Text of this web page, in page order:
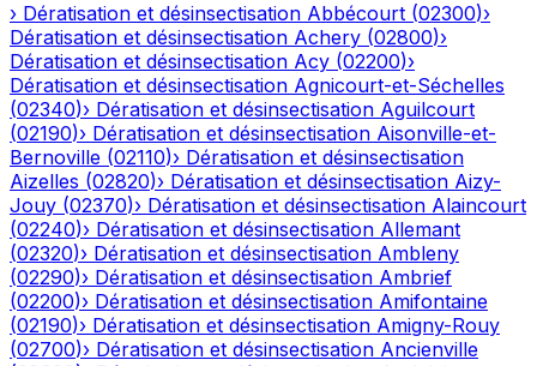
› Dératisation et désinsectisation Abbécourt (02300)›
Dératisation et désinsectisation Achery (02800)›
Dératisation et désinsectisation Acy (02200)›
Dératisation et désinsectisation Agnicourt-et-Séchelles
(02340)› Dératisation et désinsectisation Aguilcourt
(02190)› Dératisation et désinsectisation Aisonville-et-
Bernoville (02110)› Dératisation et désinsectisation
Aizelles (02820)› Dératisation et désinsectisation Aizy-
Jouy (02370)› Dératisation et désinsectisation Alaincourt
(02240)› Dératisation et désinsectisation Allemant
(02320)› Dératisation et désinsectisation Ambleny
(02290)› Dératisation et désinsectisation Ambrief
(02200)› Dératisation et désinsectisation Amifontaine
(02190)› Dératisation et désinsectisation Amigny-Rouy
(02700)› Dératisation et désinsectisation Ancienville